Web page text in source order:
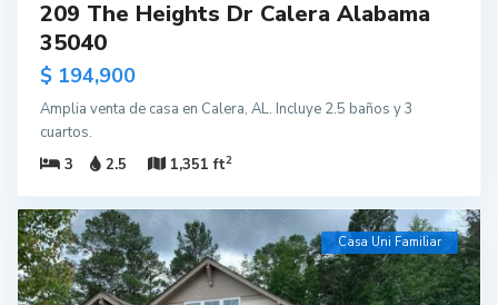
209 The Heights Dr Calera Alabama
35040
$ 194,900
Amplia venta de casa en Calera, AL. Incluye 2.5 baños y 3
cuartos.
3
2.5 1,351 ft2
Casa Uni Familiar